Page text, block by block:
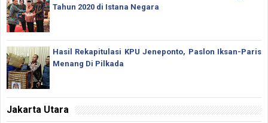
Tahun 2020 di Istana Negara
Hasil Rekapitulasi KPU Jeneponto, Paslon Iksan-Paris
Menang Di Pilkada
Jakarta Utara